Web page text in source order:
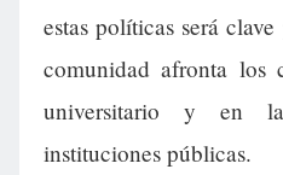
estas políticas será
comunidad afronta los
universitario y en
instituciones públicas.